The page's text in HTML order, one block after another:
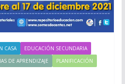
CASA
EDUCACIÓN SECUNDARIA
DE APRENDIZAJE
PLANIFICACIÓN